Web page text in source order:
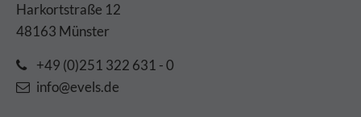
Harkortstraße 12
48163 Münster
+49 (0)251 322 631 - 0
info@evels.de